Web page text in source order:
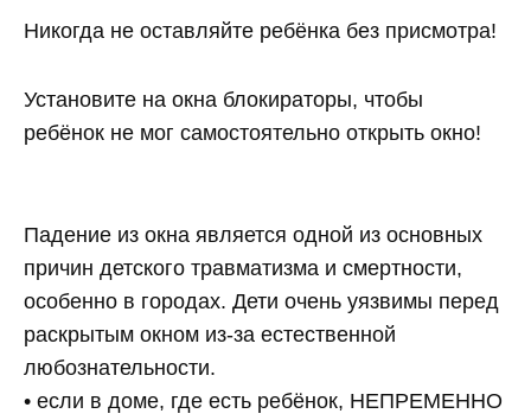
Никогда не оставляйте ребёнка без присмотра!
Установите на окна блокираторы, чтобы
ребёнок не мог самостоятельно открыть окно!
Падение из окна является одной из основных
причин детского травматизма и смертности,
особенно в городах. Дети очень уязвимы перед
раскрытым окном из-за естественной
любознательности.
• если в доме, где есть ребёнок, НЕПРЕМЕННО